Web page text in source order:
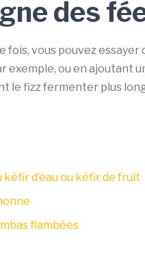
des
fois, vous pouvez
exemple, ou en ajoutant
le fizz fermenter plus
d’eau ou kéfir de fruit
flambées